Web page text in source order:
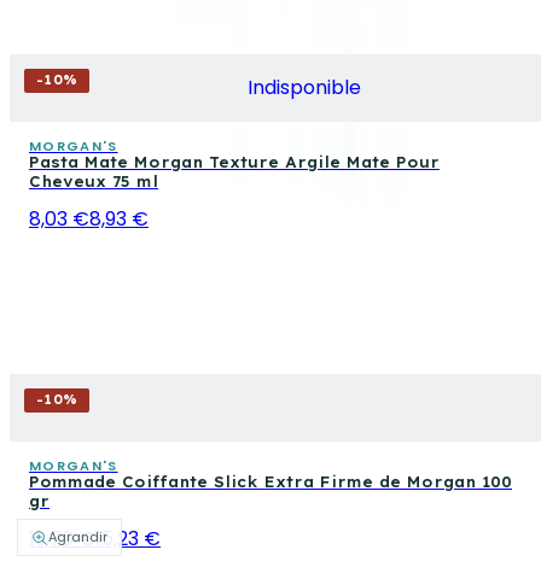
Agrandir
-10% Indisponible
MORGAN'S
Pasta Mate Morgan Texture Argile Mate Pour
Cheveux 75 ml
8,03 €8,93 €
-10%
MORGAN'S
Pommade Coiffante Slick Extra Firme de Morgan 100
gr
13,70 €15,23 €